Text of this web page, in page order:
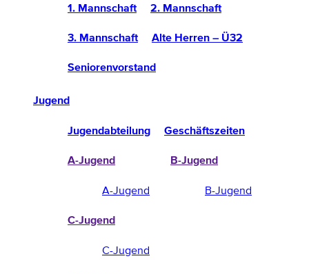
1. Mannschaft 2. Mannschaft
3. Mannschaft Alte Herren – Ü32
Seniorenvorstand
Jugend
Jugendabteilung Geschäftszeiten
A-Jugend
A-Jugend
B-Jugend
B-Jugend
C-Jugend
C-Jugend